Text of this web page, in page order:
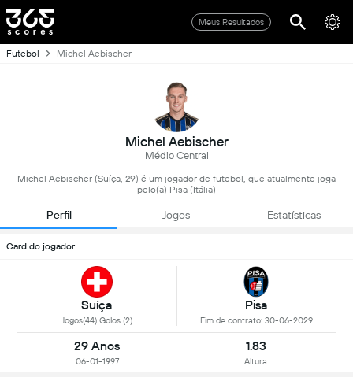
Meus Resultados
Futebol Michel Aebischer
Michel Aebischer
Médio Central
Michel Aebischer (Suíça, 29) é um jogador de futebol, que atualmente joga
pelo(a) Pisa (Itália)
Perfil Jogos Estatísticas
Card do jogador
Suíça
Jogos(44) Golos (2)
Pisa
Fim de contrato: 30-06-2029
29 Anos
06-01-1997
1.83
Altura